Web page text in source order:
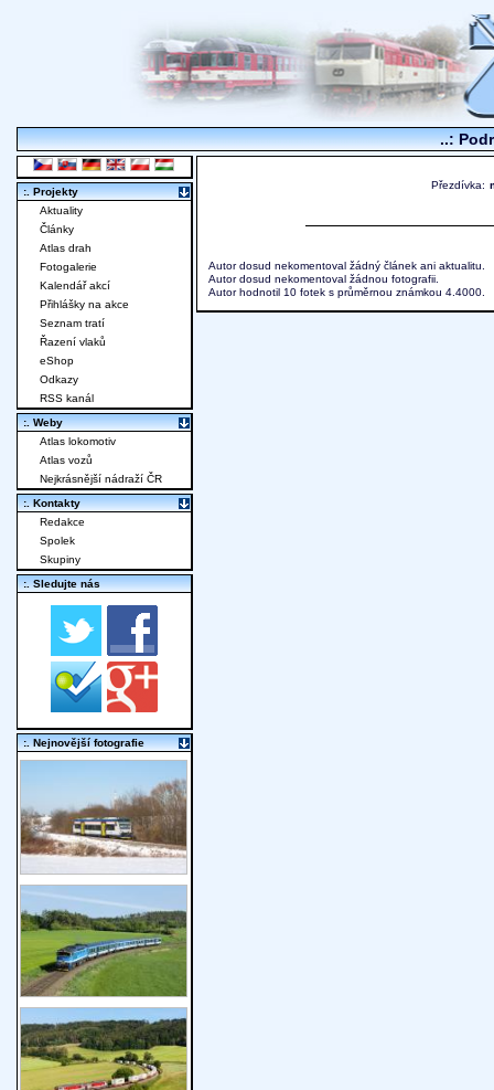
..:
Přezdívka:
Autor dosud nekomentoval žádný článek ani aktualitu.
Autor dosud nekomentoval žádnou fotografii.
Autor hodnotil 10 fotek s průměrnou známkou 4.4000.
:. Projekty
Aktuality
Články
Atlas drah
Fotogalerie
Kalendář akcí
Přihlášky na akce
Seznam tratí
Řazení vlaků
eShop
Odkazy
RSS kanál
:. Weby
Atlas lokomotiv
Atlas vozů
Nejkrásnější nádraží ČR
:. Kontakty
Redakce
Spolek
Skupiny
:. Sledujte nás
:. Nejnovější fotografie